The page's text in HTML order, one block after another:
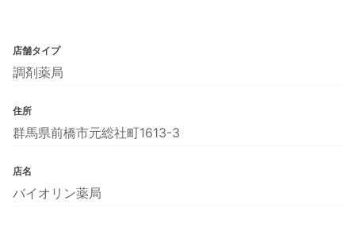
店舗タイプ
調剤薬局
住所
群馬県前橋市元総社町1613-3
店名
バイオリン薬局